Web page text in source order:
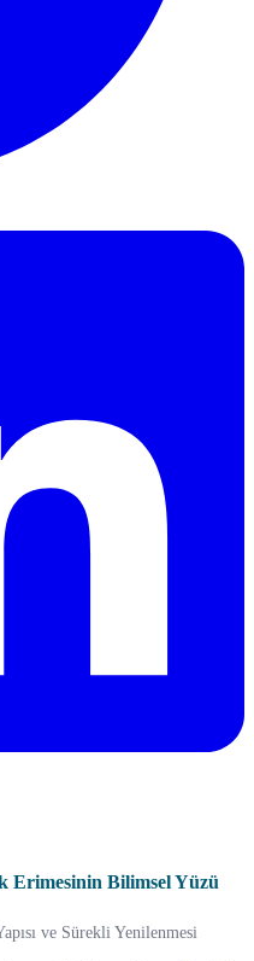
Erimesinin Bilimsel Yüzü
ve Sürekli Yenilenmesi